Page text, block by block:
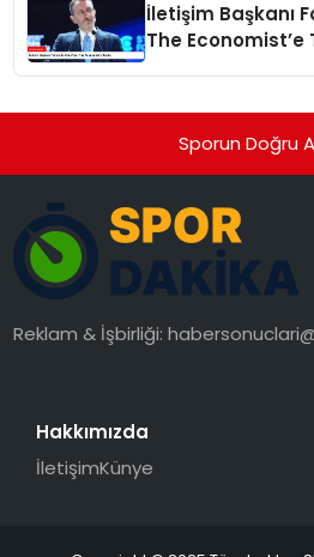
İletişim Başkanı
The Economist’e
Sporun Doğru
Reklam & İşbirliği:
Hakkımızda
İletişimKünye